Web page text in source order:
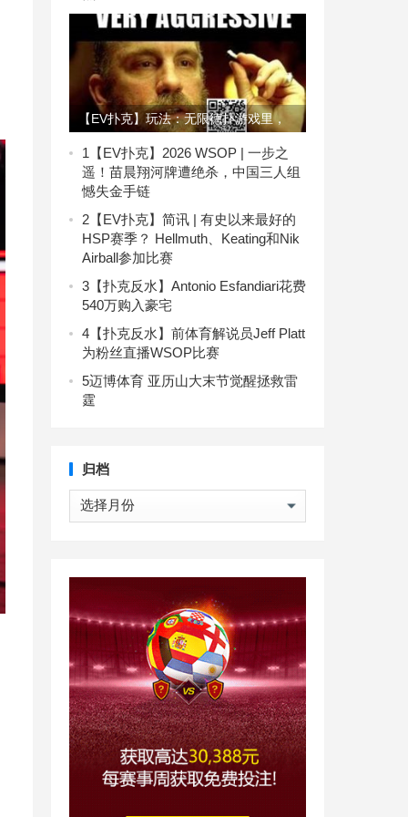
【EV扑克】玩法：无限德扑游戏里，
给你带来最多利润的是这些人！
1 【EV扑克】2026 WSOP | 一步之
遥！苗晨翔河牌遭绝杀，中国三人组
憾失金手链
2 【EV扑克】简讯 | 有史以来最好的
HSP赛季？ Hellmuth、Keating和Nik
Airball参加比赛
3 【扑克反水】Antonio Esfandiari花费
540万购入豪宅
4 【扑克反水】前体育解说员Jeff Platt
为粉丝直播WSOP比赛
5迈博体育 亚历山大末节觉醒拯救雷
霆
归档
归